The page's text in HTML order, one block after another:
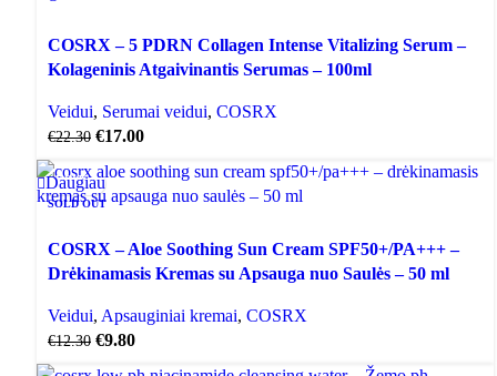
COSRX – 5 PDRN Collagen Intense Vitalizing Serum –
Kolageninis Atgaivinantis Serumas – 100ml
Veidui, Serumai veidui, COSRX
€22.30 €17.00
AKCIJA
SOLD OUT
Daugiau
COSRX – Aloe Soothing Sun Cream SPF50+/PA+++ –
Drėkinamasis Kremas su Apsauga nuo Saulės – 50 ml
Veidui, Apsauginiai kremai, COSRX
€12.30 €9.80